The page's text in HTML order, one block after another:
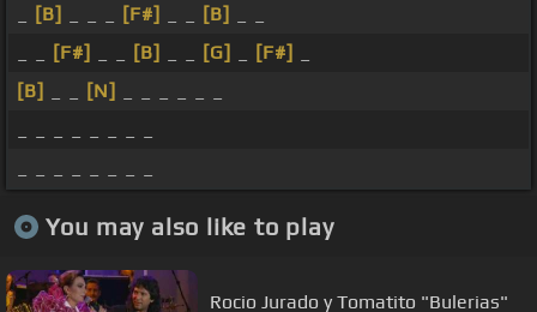
[B] [F#] [B]
[F#] [B] [G] [F#]
[B]
[N]
You may also like to play
Rocio Jurado y Tomatito "Bulerias"